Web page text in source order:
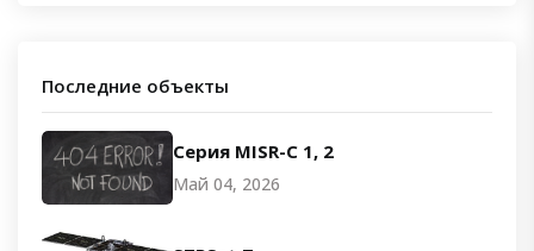
Последние объекты
Серия MISR-C 1, 2
Май 04, 2026